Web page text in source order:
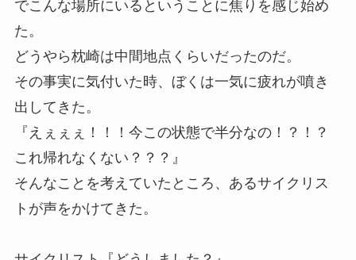
でこんな場所にいるということに焦りを感じ始め
た。
どうやら枕崎は中間地点くらいだったのだ。
その事実に気付いた時、ぼくは一気に疲れが噴き
出してきた。
『えぇぇぇ！！！今この状態で半分なの！？！？
これ帰れなくない？？？』
そんなことを考えていたところ、あるサイクリス
トが声をかけてきた。